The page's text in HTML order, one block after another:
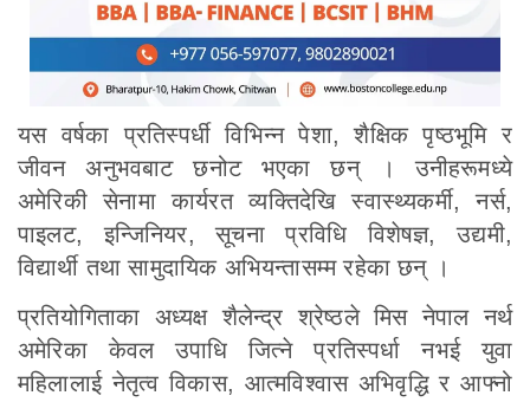
यस वर्षका प्रतिस्पर्धी विभिन्न पेशा, शैक्षिक पृष्ठभूमि र
जीवन अनुभवबाट छनोट भएका छन् । उनीहरूमध्ये
अमेरिकी सेनामा कार्यरत व्यक्तिदेखि स्वास्थ्यकर्मी, नर्स,
पाइलट, इन्जिनियर, सूचना प्रविधि विशेषज्ञ, उद्यमी,
विद्यार्थी तथा सामुदायिक अभियन्तासम्म रहेका छन् ।
प्रतियोगिताका अध्यक्ष शैलेन्द्र श्रेष्ठले मिस नेपाल नर्थ
अमेरिका केवल उपाधि जित्ने प्रतिस्पर्धा नभई युवा
महिलालाई नेतृत्व विकास, आत्मविश्वास अभिवृद्धि र आफ्नो